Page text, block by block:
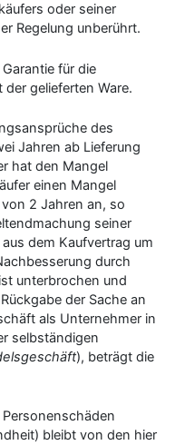
oder seiner
Regelung unberührt.
für die
gelieferten Ware.
des
Jahren ab Lieferung
hat den Mangel
einen Mangel
2 Jahren an, so
seiner
dem Kaufvertrag um
durch
unterbrochen und
der Sache an
als Unternehmer in
selbständigen
), beträgt die
bleibt von den hier